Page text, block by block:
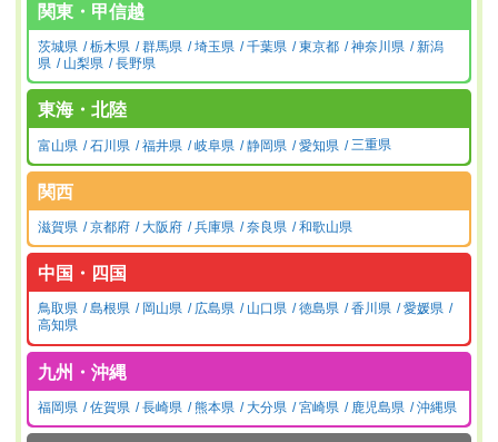
関東・甲信越
茨城県 栃木県 群馬県 埼玉県 千葉県 東京都 神奈川県
新潟
県
山梨県 長野県
東海・北陸
富山県 石川県 福井県 岐阜県 静岡県 愛知県 三重県
関西
滋賀県 京都府 大阪府 兵庫県 奈良県 和歌山県
中国・四国
鳥取県 島根県 岡山県 広島県 山口県 徳島県 香川県
愛媛県
高知県
九州・沖縄
福岡県 佐賀県 長崎県 熊本県 大分県 宮崎県 鹿児島県 沖縄県